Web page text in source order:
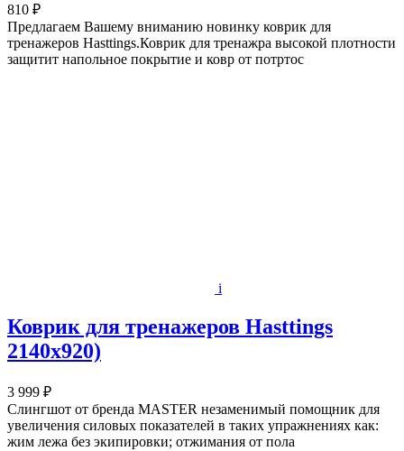
810 ₽
Предлагаем Вашему вниманию новинку коврик для
тренажеров Hasttings.Коврик для тренажра высокой плотности
защитит напольное покрытие и ковр от потртос
i
Коврик для тренажеров Hasttings
2140x920)
3 999 ₽
Слингшот от бренда MASTER незаменимый помощник для
увеличения силовых показателей в таких упражнениях как:
жим лежа без экипировки; отжимания от пола